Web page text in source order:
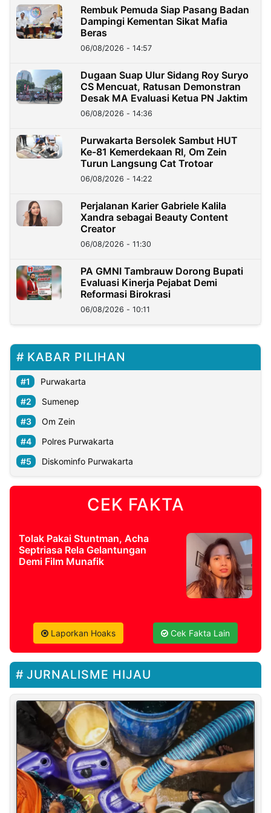
Rembuk Pemuda Siap Pasang Badan
Dampingi Kementan Sikat Mafia
Beras
06/08/2026 - 14:57
Dugaan Suap Ulur Sidang Roy Suryo
CS Mencuat, Ratusan Demonstran
Desak MA Evaluasi Ketua PN Jaktim
06/08/2026 - 14:36
Purwakarta Bersolek Sambut HUT
Ke-81 Kemerdekaan RI, Om Zein
Turun Langsung Cat Trotoar
06/08/2026 - 14:22
Perjalanan Karier Gabriele Kalila
Xandra sebagai Beauty Content
Creator
06/08/2026 - 11:30
PA GMNI Tambrauw Dorong Bupati
Evaluasi Kinerja Pejabat Demi
Reformasi Birokrasi
06/08/2026 - 10:11
KABAR PILIHAN
Purwakarta
Sumenep
Om Zein
Polres Purwakarta
Diskominfo Purwakarta
CEK FAKTA
Tolak Pakai Stuntman, Acha
Septriasa Rela Gelantungan
Demi Film Munafik
Laporkan Hoaks Cek Fakta Lain
JURNALISME HIJAU